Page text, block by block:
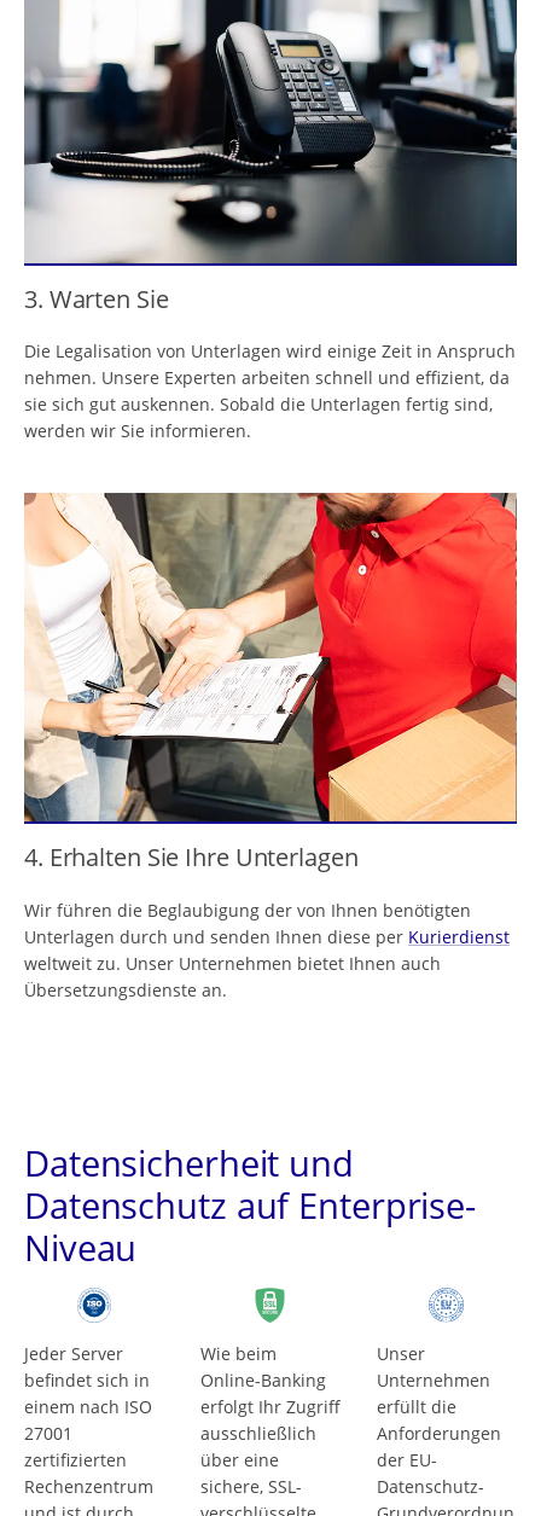
3. Warten Sie
Die Legalisation von Unterlagen wird einige Zeit in Anspruch
nehmen. Unsere Experten arbeiten schnell und effizient, da
sie sich gut auskennen. Sobald die Unterlagen fertig sind,
werden wir Sie informieren.
4. Erhalten Sie Ihre Unterlagen
Wir führen die Beglaubigung der von Ihnen benötigten
Unterlagen durch und senden Ihnen diese per Kurierdienst
weltweit zu. Unser Unternehmen bietet Ihnen auch
Übersetzungsdienste an.
Datensicherheit und
Datenschutz auf Enterprise-
Niveau
Jeder Server
befindet sich in
einem nach ISO
27001
zertifizierten
Rechenzentrum
Wie beim
Online-Banking
erfolgt Ihr Zugriff
ausschließlich
über eine
sichere, SSL-
Unser
Unternehmen
erfüllt die
Anforderungen
der EU-
Datenschutz-